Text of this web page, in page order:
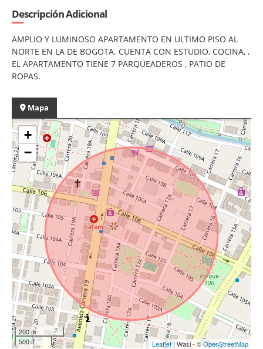
Descripción Adicional
AMPLIO Y LUMINOSO APARTAMENTO EN ULTIMO PISO AL
NORTE EN LA DE BOGOTA. CUENTA CON ESTUDIO, COCINA, ,
EL APARTAMENTO TIENE 7 PARQUEADEROS , PATIO DE
ROPAS.
Mapa
+
−
200 m
500 ft
Leaflet | Wasi - ©OpenStreetMap